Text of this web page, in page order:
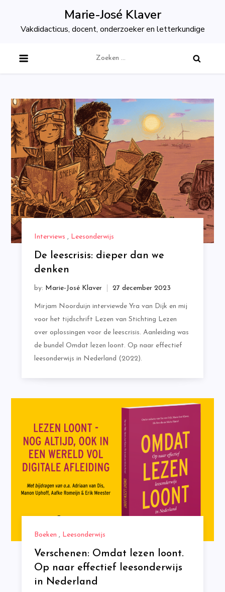
content
Marie-José Klaver
Vakdidacticus, docent, onderzoeker en letterkundige
naar:
Interviews , Leesonderwijs
De leescrisis: dieper dan we
denken
by: Marie-José Klaver
Mirjam Noorduijn interviewde Yra van Dijk en mij
voor het tijdschrift Lezen van Stichting Lezen
over oplossingen voor de leescrisis. Aanleiding was
de bundel Omdat lezen loont. Op naar effectief
leesonderwijs in Nederland (2022).
Boeken , Leesonderwijs
Verschenen: Omdat lezen loont.
Op naar effectief leesonderwijs
in Nederland